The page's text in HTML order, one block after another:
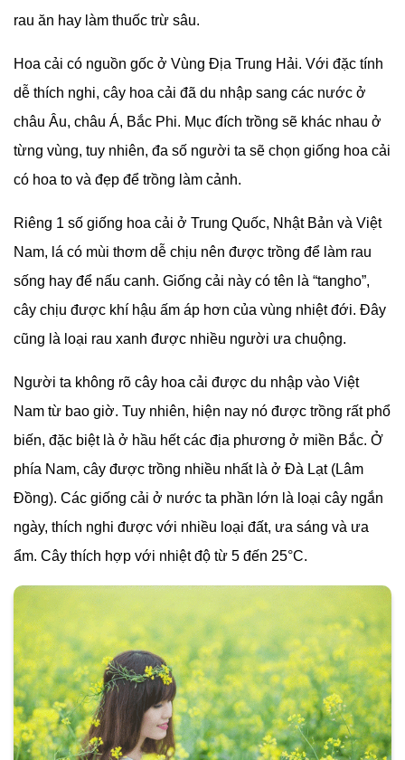
rau ăn hay làm thuốc trừ sâu.
Hoa cải có nguồn gốc ở Vùng Địa Trung Hải. Với đặc tính
dễ thích nghi, cây hoa cải đã du nhập sang các nước ở
châu Âu, châu Á, Bắc Phi. Mục đích trồng sẽ khác nhau ở
từng vùng, tuy nhiên, đa số người ta sẽ chọn giống hoa cải
có hoa to và đẹp để trồng làm cảnh.
Riêng 1 số giống hoa cải ở Trung Quốc, Nhật Bản và Việt
Nam, lá có mùi thơm dễ chịu nên được trồng để làm rau
sống hay để nấu canh. Giống cải này có tên là “tangho”,
cây chịu được khí hậu ấm áp hơn của vùng nhiệt đới. Đây
cũng là loại rau xanh được nhiều người ưa chuộng.
Người ta không rõ cây hoa cải được du nhập vào Việt
Nam từ bao giờ. Tuy nhiên, hiện nay nó được trồng rất phổ
biến, đặc biệt là ở hầu hết các địa phương ở miền Bắc. Ở
phía Nam, cây được trồng nhiều nhất là ở Đà Lạt (Lâm
Đồng). Các giống cải ở nước ta phần lớn là loại cây ngắn
ngày, thích nghi được với nhiều loại đất, ưa sáng và ưa
ẩm. Cây thích hợp với nhiệt độ từ 5 đến 25°C.